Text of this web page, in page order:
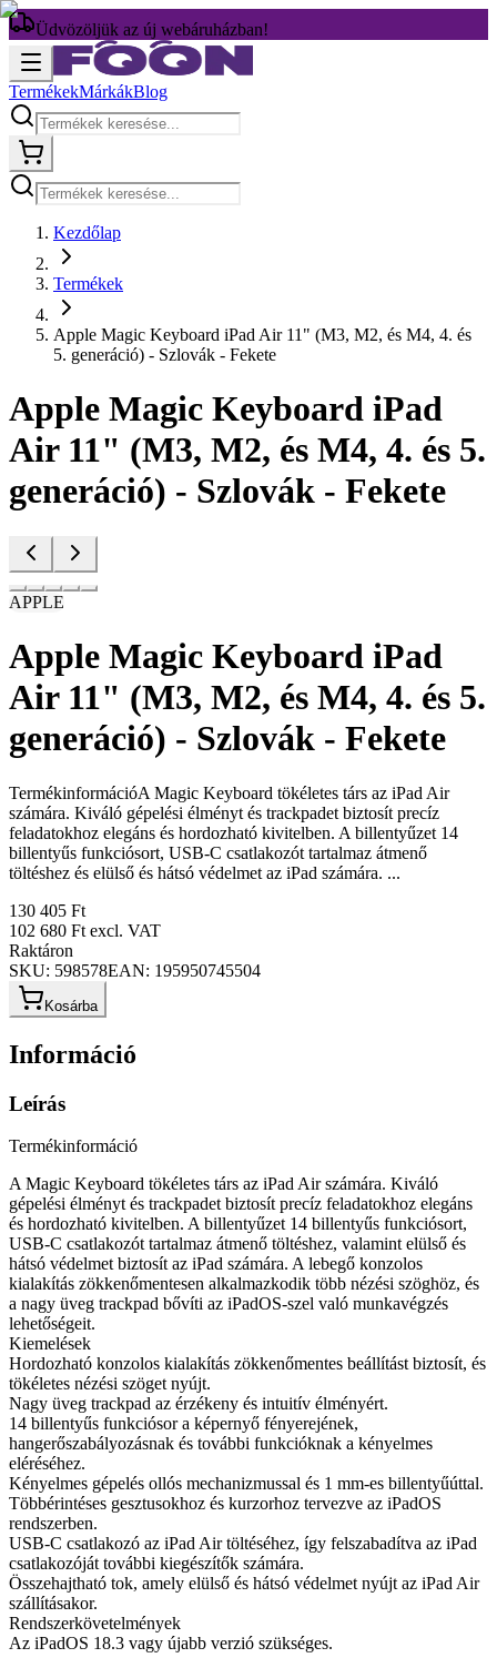
Üdvözöljük az új webáruházban!
TermékekMárkákBlog
Kezdőlap
Termékek
Apple Magic Keyboard iPad Air 11" (M3, M2, és M4, 4. és
5. generáció) - Szlovák - Fekete
Apple Magic Keyboard iPad
Air 11" (M3, M2, és M4, 4. és 5.
generáció) - Szlovák - Fekete
APPLE
Apple Magic Keyboard iPad
Air 11" (M3, M2, és M4, 4. és 5.
generáció) - Szlovák - Fekete
TermékinformációA Magic Keyboard tökéletes társ az iPad Air
számára. Kiváló gépelési élményt és trackpadet biztosít precíz
feladatokhoz elegáns és hordozható kivitelben. A billentyűzet 14
billentyűs funkciósort, USB-C csatlakozót tartalmaz átmenő
töltéshez és elülső és hátsó védelmet az iPad számára. ...
130 405 Ft
102 680 Ft excl. VAT
Raktáron
SKU: 598578EAN: 195950745504
Kosárba
Információ
Leírás
Termékinformáció
A Magic Keyboard tökéletes társ az iPad Air számára. Kiváló
gépelési élményt és trackpadet biztosít precíz feladatokhoz elegáns
és hordozható kivitelben. A billentyűzet 14 billentyűs funkciósort,
USB-C csatlakozót tartalmaz átmenő töltéshez, valamint elülső és
hátsó védelmet biztosít az iPad számára. A lebegő konzolos
kialakítás zökkenőmentesen alkalmazkodik több nézési szöghöz, és
a nagy üveg trackpad bővíti az iPadOS-szel való munkavégzés
lehetőségeit.
Kiemelések
Hordozható konzolos kialakítás zökkenőmentes beállítást biztosít, és
tökéletes nézési szöget nyújt.
Nagy üveg trackpad az érzékeny és intuitív élményért.
14 billentyűs funkciósor a képernyő fényerejének,
hangerőszabályozásnak és további funkcióknak a kényelmes
eléréséhez.
Kényelmes gépelés ollós mechanizmussal és 1 mm-es billentyűúttal.
Többérintéses gesztusokhoz és kurzorhoz tervezve az iPadOS
rendszerben.
USB-C csatlakozó az iPad Air töltéséhez, így felszabadítva az iPad
csatlakozóját további kiegészítők számára.
Összehajtható tok, amely elülső és hátsó védelmet nyújt az iPad Air
szállításakor.
Rendszerkövetelmények
Az iPadOS 18.3 vagy újabb verzió szükséges.